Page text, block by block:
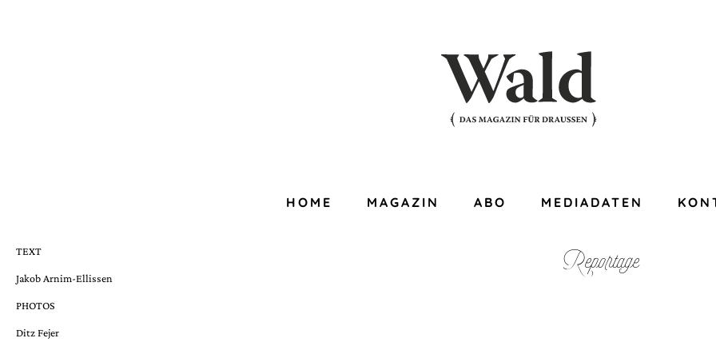
HOME MAGAZIN ABO MEDIADATEN
TEXT
Jakob Arnim-Ellissen
PHOTOS
Ditz Fejer
Reportage